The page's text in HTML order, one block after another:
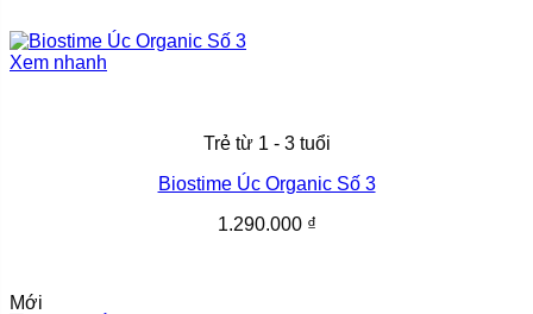
Xem nhanh
Trẻ từ 1 - 3 tuổi
Biostime Úc Organic Số 3
1.290.000 ₫
Mới